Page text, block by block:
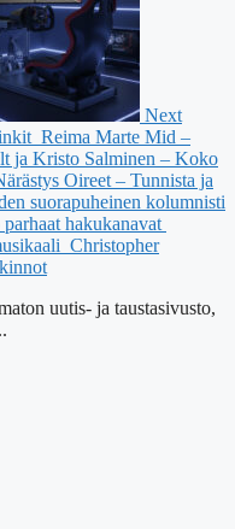
Next
Reima Marte Mid –
ja Kristo Salminen – Koko
Oireet – Tunnista ja
suorapuheinen kolumnisti
hakukanavat
Christopher
uutis- ja taustasivusto,